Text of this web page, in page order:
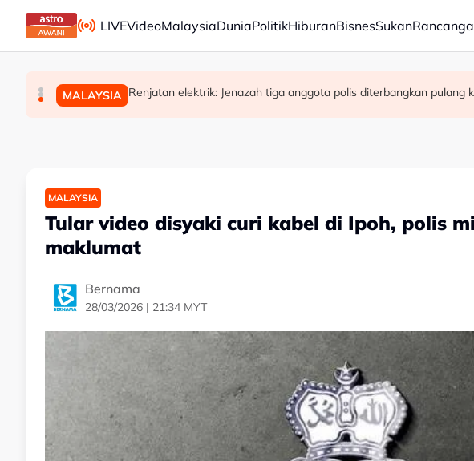
Skip to main content
LIVEVideoMalaysiaDuniaPolitikHiburanBisnesSukan
DUNIA Hanya lapan kapal sehari lalui Selat Hormuz meskipun gencatan
MALAYSIA RS-2: PBT perlu kekal skor 95 peratus, pastikan perkhidmatan
MALAYSIA Renjatan elektrik: Jenazah tiga anggota polis diterbangkan pulang
MALAYSIA
Tular video disyaki curi kabel di Ipoh, polis
maklumat
Bernama
28/03/2026 | 21:34 MYT